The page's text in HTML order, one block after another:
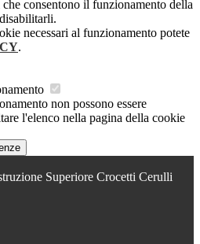
consentono il funzionamento della
necessari al funzionamento potete
.
non possono essere
l'elenco nella pagina della cookie
Superiore Crocetti Cerulli